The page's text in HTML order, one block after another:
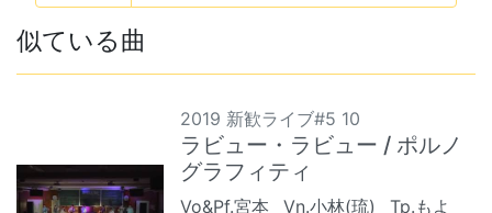
似ている曲
2019 新歓ライブ#5 10
ラビュー・ラビュー / ポルノ
グラフィティ
Vo&Pf.宮本 Vn.小林(琉)
Tp.もよ